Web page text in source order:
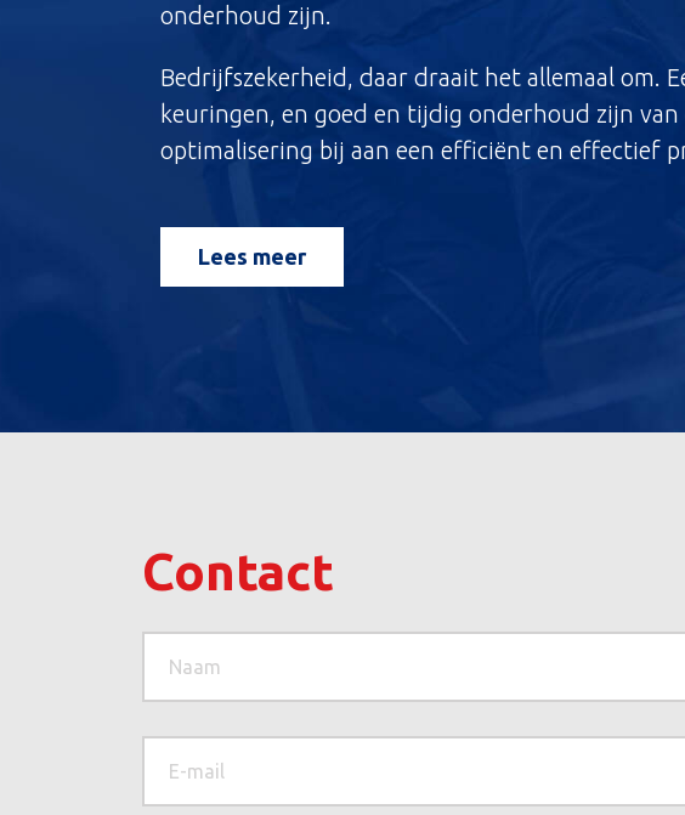
onderhoud zijn.
Bedrijfszekerheid, daar draait het allemaal om.
keuringen, en goed en tijdig onderhoud zijn
optimalisering bij aan een efficiënt en effectief
Lees meer
Contact